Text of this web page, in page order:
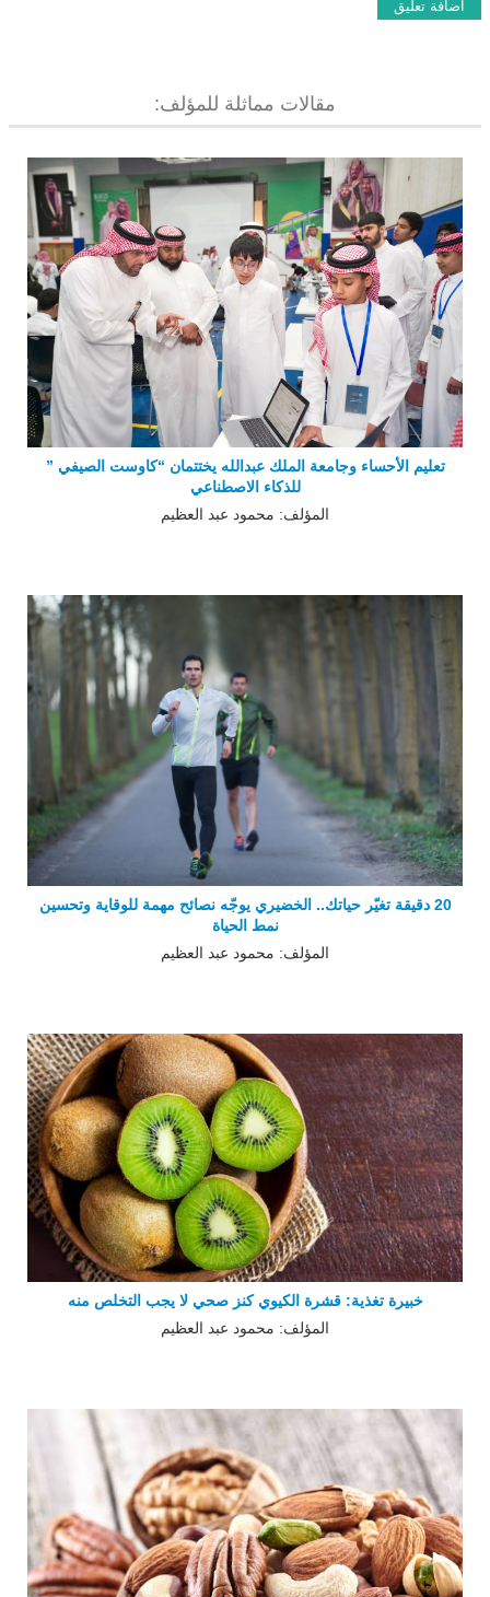
مقالات مماثلة للمؤلف:
تعليم الأحساء وجامعة الملك عبدالله يختتمان “كاوست الصيفي ”
للذكاء الاصطناعي
المؤلف: محمود عبد العظيم
20 دقيقة تغيّر حياتك.. الخضيري يوجّه نصائح مهمة للوقاية وتحسين
نمط الحياة
المؤلف: محمود عبد العظيم
خبيرة تغذية: قشرة الكيوي كنز صحي لا يجب التخلص منه
المؤلف: محمود عبد العظيم